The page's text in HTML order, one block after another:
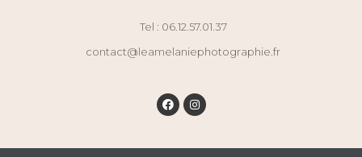
Tel : 06.12.57.01.37
contact@leamelaniephotographie.fr